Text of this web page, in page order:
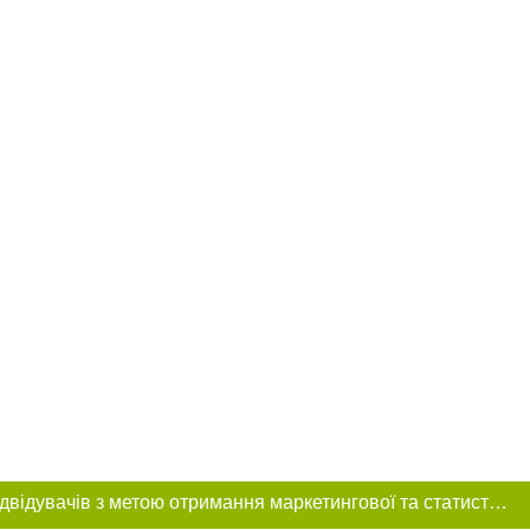
Цей сайт використовує «cookies». Також веб-сайт використовує інтернет-сервіс для збору технічних даних стосовно відвідувачів з метою отримання маркетингової та статистичної інформації. Умови обробки даних відвідувачів сайту див.